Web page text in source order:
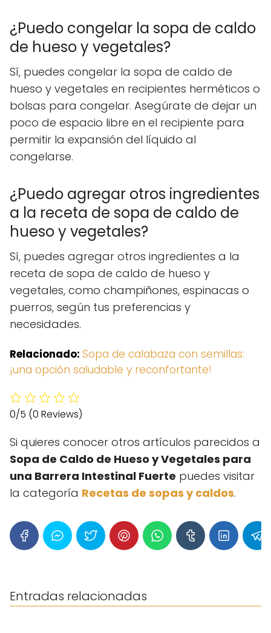
¿Puedo congelar la sopa de caldo
de hueso y vegetales?
Sí, puedes congelar la sopa de caldo de
hueso y vegetales en recipientes herméticos o
bolsas para congelar. Asegúrate de dejar un
poco de espacio libre en el recipiente para
permitir la expansión del líquido al
congelarse.
¿Puedo agregar otros ingredientes
a la receta de sopa de caldo de
hueso y vegetales?
Sí, puedes agregar otros ingredientes a la
receta de sopa de caldo de hueso y
vegetales, como champiñones, espinacas o
puerros, según tus preferencias y
necesidades.
Relacionado: Sopa de calabaza con semillas:
¡una opción saludable y reconfortante!
0/5 (0 Reviews)
Si quieres conocer otros artículos parecidos a
Sopa de Caldo de Hueso y Vegetales para
una Barrera Intestinal Fuerte puedes visitar
la categoría Recetas de sopas y caldos.
Entradas relacionadas